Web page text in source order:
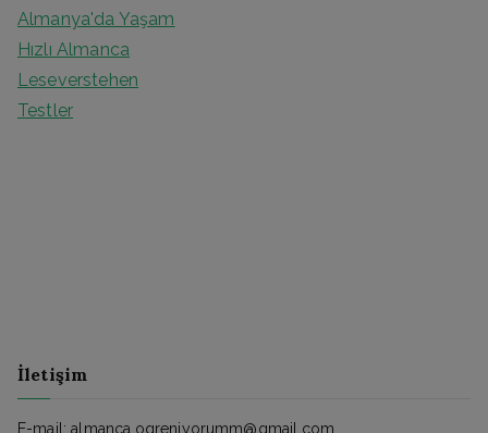
Almanya'da Yaşam
Hızlı Almanca
Leseverstehen
Testler
İletişim
E-mail: almanca.ogreniyorumm@gmail.com